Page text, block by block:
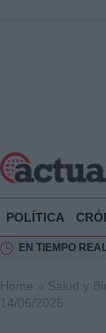
POLÍTICA
EN TIEMPO
Home » Salud y
14/06/2025